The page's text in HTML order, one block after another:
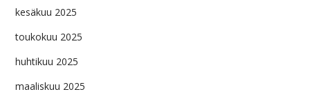
kesäkuu 2025
toukokuu 2025
huhtikuu 2025
maaliskuu 2025